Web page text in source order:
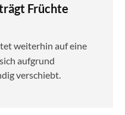
Früchte
weiterhin auf eine
aufgrund
verschiebt.